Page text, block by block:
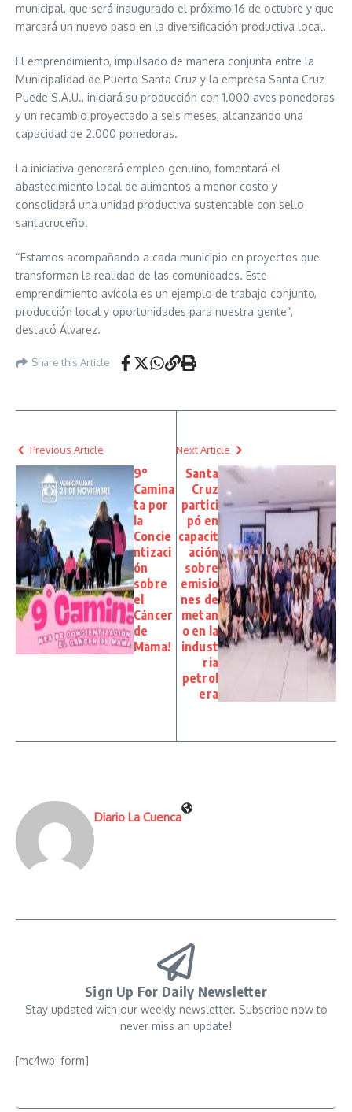
municipal, que será inaugurado el próximo 16 de octubre y que
marcará un nuevo paso en la diversificación productiva local.
El emprendimiento, impulsado de manera conjunta entre la
Municipalidad de Puerto Santa Cruz y la empresa Santa Cruz
Puede S.A.U., iniciará su producción con 1.000 aves ponedoras
y un recambio proyectado a seis meses, alcanzando una
capacidad de 2.000 ponedoras.
La iniciativa generará empleo genuino, fomentará el
abastecimiento local de alimentos a menor costo y
consolidará una unidad productiva sustentable con sello
santacruceño.
“Estamos acompañando a cada municipio en proyectos que
transforman la realidad de las comunidades. Este
emprendimiento avícola es un ejemplo de trabajo conjunto,
producción local y oportunidades para nuestra gente”,
destacó Álvarez.
Share this Article
Previous Article
9°
Camina
ta por
la
Concie
ntizaci
ón
sobre
el
Cáncer
de
Mama!
Next Article
Santa
Cruz
partici
pó en
capacit
ación
sobre
emisio
nes de
metan
o en la
indust
ria
petrol
era
Diario La Cuenca
Sign Up For Daily Newsletter
Stay updated with our weekly newsletter. Subscribe now to
never miss an update!
[mc4wp_form]